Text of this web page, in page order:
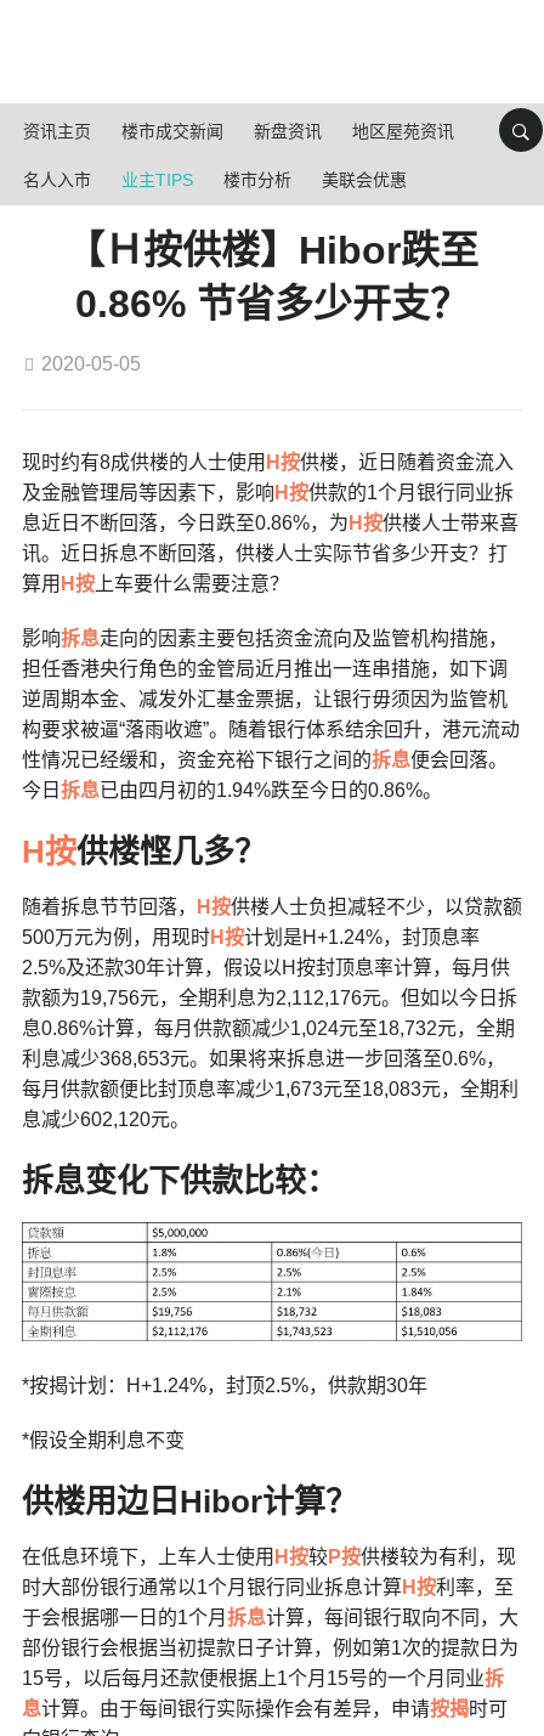
资讯主页 楼市成交新闻 新盘资讯 地区屋苑资讯
名人入市 业主TIPS 楼市分析 美联会优惠
【Ｈ按供楼】Hibor跌至
0.86% 节省多少开支？
2020-05-05
现时约有8成供楼的人士使用 H按供楼，近日随着资金流入
及金融管理局等因素下，影响 H按供款的1个月银行同业拆
息近日不断回落，今日跌至0.86%，为 H按供楼人士带来喜
讯。近日拆息不断回落，供楼人士实际节省多少开支？打
算用 H按上车要什么需要注意？
影响拆息走向的因素主要包括资金流向及监管机构措施，
担任香港央行角色的金管局近月推出一连串措施，如下调
逆周期本金、减发外汇基金票据，让银行毋须因为监管机
构要求被逼“落雨收遮”。随着银行体系结余回升，港元流动
性情况已经缓和，资金充裕下银行之间的拆息便会回落。
今日 拆息已由四月初的1.94%跌至今日的0.86%。
H按供楼悭几多？
随着拆息节节回落， H按供楼人士负担减轻不少，以贷款额
500万元为例，用现时H按计划是H+1.24%，封顶息率
2.5%及还款30年计算，假设以H按封顶息率计算，每月供
款额为19,756元，全期利息为2,112,176元。但如以今日拆
息0.86%计算，每月供款额减少1,024元至18,732元，全期
利息减少368,653元。如果将来拆息进一步回落至0.6%，
每月供款额便比封顶息率减少1,673元至18,083元，全期利
息减少602,120元。
拆息变化下供款比较：
*按揭计划：H+1.24%，封顶2.5%，供款期30年
*假设全期利息不变
供楼用边日 Hibor计算？
在低息环境下，上车人士使用 H按较P按供楼较为有利，现
时大部份银行通常以1个月银行同业拆息计算H按利率，至
于会根据哪一日的1个月 拆息计算，每间银行取向不同，大
部份银行会根据当初提款日子计算，例如第1次的提款日为
15号，以后每月还款便根据上1个月15号的一个月同业拆
息计算。由于每间银行实际操作会有差异，申请按揭时可